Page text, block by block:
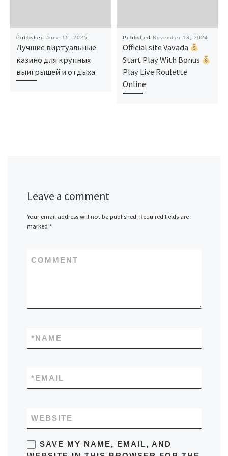
Published June 19, 2025
Лучшие виртуальные
казино для крупных
выигрышей и отдыха
Published November 13, 2024
Official site Vavada
Start Play With Bonus
Play Live Roulette
Online
Leave a comment
Your email address will not be published. Required fields are
marked *
COMMENT
NAME
*
EMAIL
*
WEBSITE
SAVE MY NAME, EMAIL, AND